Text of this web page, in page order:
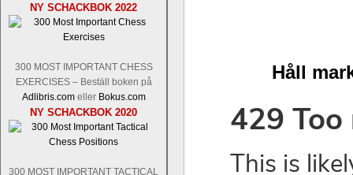
NY SCHACKBOK 2022
300 MOST IMPORTANT CHESS
EXERCISES – Beställ boken på
Adlibris.comeller Bokus.com
NY SCHACKBOK 2020
300 MOST IMPORTANT TACTICAL
Håll